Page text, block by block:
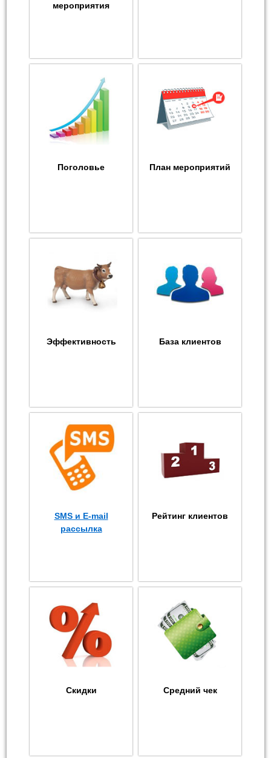
мероприятия
Поголовье План мероприятий
Эффективность База клиентов
SMS и E-mail
рассылка
Рейтинг клиентов
Скидки Средний чек